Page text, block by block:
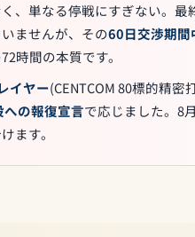
、単なる停戦にすぎない。
ませんが、その60日交渉期間
時間の本質です。
イヤー(CENTCOM 80標的精
の報復宣言で応じました。8
ます。